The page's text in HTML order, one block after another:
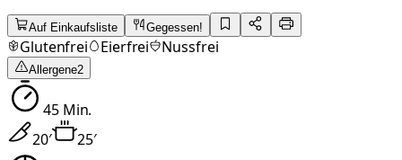
Auf Einkaufsliste Gegessen!
Glutenfrei Eierfrei Nussfrei
Allergene2
45Min.
20′ 25′